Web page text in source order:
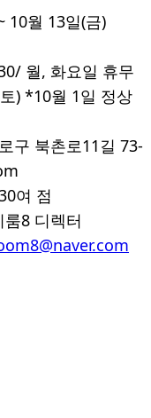
10월 13일(금)
월, 화요일 휴무
) *10월 1일 정상
구 북촌로11길 73-
여 점
8 디렉터